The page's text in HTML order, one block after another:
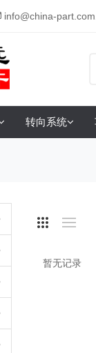
info@china-
转向系统
暂无记录